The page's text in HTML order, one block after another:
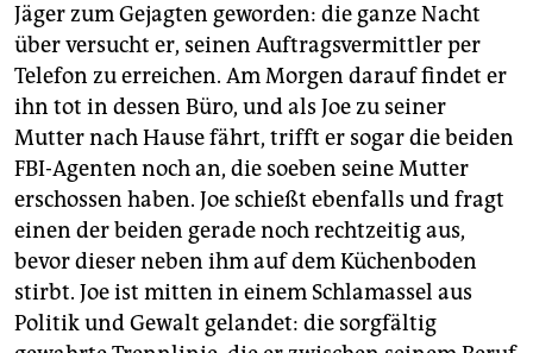
Jäger zum Gejagten geworden: die ganze Nacht
über versucht er, seinen Auftragsvermittler per
Telefon zu erreichen. Am Morgen darauf findet er
ihn tot in dessen Büro, und als Joe zu seiner
Mutter nach Hause fährt, trifft er sogar die beiden
FBI-Agenten noch an, die soeben seine Mutter
erschossen haben. Joe schießt ebenfalls und fragt
einen der beiden gerade noch rechtzeitig aus,
bevor dieser neben ihm auf dem Küchenboden
stirbt. Joe ist mitten in einem Schlamassel aus
Politik und Gewalt gelandet: die sorgfältig